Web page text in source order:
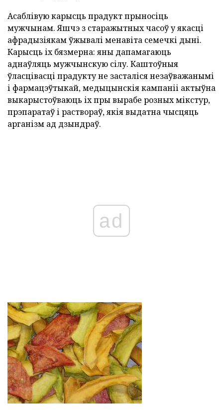
Асаблівую карысць прадукт прыносіць
мужчынам. Яшчэ з старажытных часоў у якасці
афрадызіякам ўжывалі менавіта семечкі дыні.
Карысць іх бязмерна: яны дапамагаюць
аднаўляць мужчынскую сілу. Каштоўныя
ўласцівасці прадукту не засталіся незаўважанымі
і фармацэўтыкай, медыцынскія кампаніі актыўна
выкарыстоўваюць іх пры вырабе розных мікстур,
прэпаратаў і раствораў, якія выдатна чысцяць
арганізм ад дзындраў.
ad